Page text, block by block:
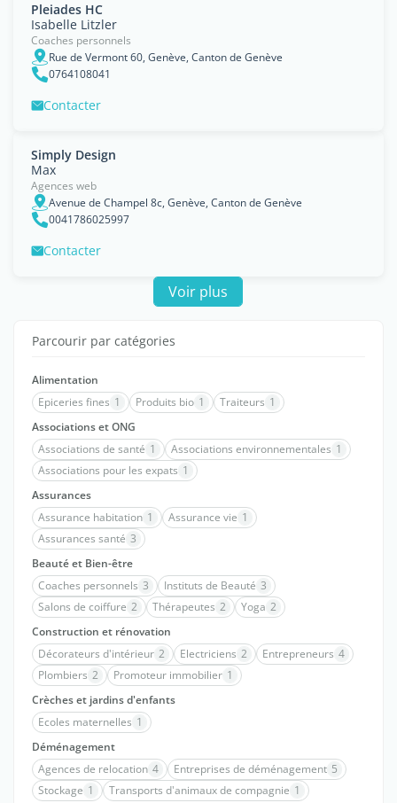
Pleiades HC
Isabelle Litzler
Coaches personnels
Rue de Vermont 60, Genève, Canton de Genève
0764108041
Contacter
Simply Design
Max
Agences web
Avenue de Champel 8c, Genève, Canton de Genève
0041786025997
Contacter
Voir plus
Parcourir par catégories
Alimentation
Epiceries fines 1 Produits bio 1 Traiteurs 1
Associations et ONG
Associations de santé 1 Associations environnementales 1
Associations pour les expats 1
Assurances
Assurance habitation 1 Assurance vie 1
Assurances santé 3
Beauté et Bien-être
Coaches personnels 3 Instituts de Beauté 3
Salons de coiffure 2 Thérapeutes 2 Yoga 2
Construction et rénovation
Décorateurs d'intérieur 2 Electriciens 2 Entrepreneurs 4
Plombiers 2 Promoteur immobilier 1
Crèches et jardins d'enfants
Ecoles maternelles 1
Déménagement
Agences de relocation 4 Entreprises de déménagement 5
Stockage 1 Transports d'animaux de compagnie 1